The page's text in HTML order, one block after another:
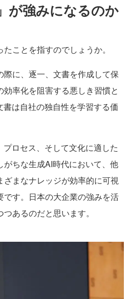
が強みになるのか
ことを指すのでしょうか。
際に、逐一、文書を作成して保
率化を阻害する悪しき習慣と
は自社の独自性を学習する価
ロセス、そして文化に適した
ちな生成AI時代において、他
まなナレッジが効率的に可視
す。日本の大企業の強みを活
あるのだと思います。